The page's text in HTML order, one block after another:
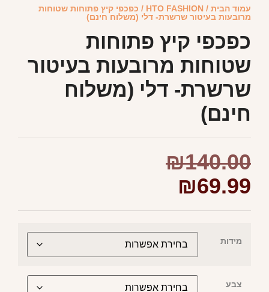
עמוד הבית /
HTO FASHION / כפכפי קיץ פתוחות שטוחות
מרובעות בעיטור שרשרת- דלי (משלוח חינם)
כפכפי קיץ פתוחות
שטוחות מרובעות בעיטור
שרשרת- דלי (משלוח
חינם)
₪140.00
₪69.99
מידות
צבע